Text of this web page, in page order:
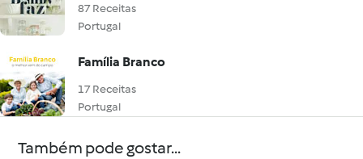
87 Receitas
Portugal
Família Branco
17 Receitas
Portugal
Também pode gostar...